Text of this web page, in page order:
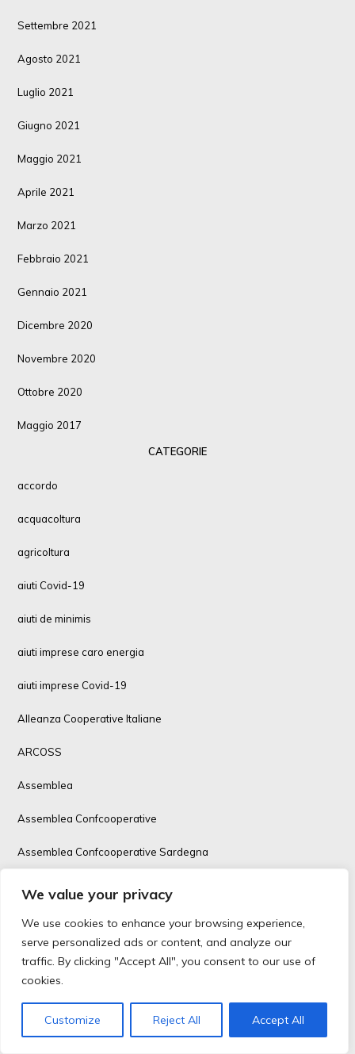
We value your privacy
We use cookies to enhance your browsing experience,
serve personalized ads or content, and analyze our
traffic. By clicking "Accept All", you consent to our use of
cookies.
Customize Reject All Accept All
Settembre 2021
Agosto 2021
Luglio 2021
Giugno 2021
Maggio 2021
Aprile 2021
Marzo 2021
Febbraio 2021
Gennaio 2021
Dicembre 2020
Novembre 2020
Ottobre 2020
Maggio 2017
CATEGORIE
accordo
acquacoltura
agricoltura
aiuti Covid-19
aiuti de minimis
aiuti imprese caro energia
aiuti imprese Covid-19
Alleanza Cooperative Italiane
ARCOSS
Assemblea
Assemblea Confcooperative
Assemblea Confcooperative Sardegna
autotrasporto
Avviso Pubblico
Bando